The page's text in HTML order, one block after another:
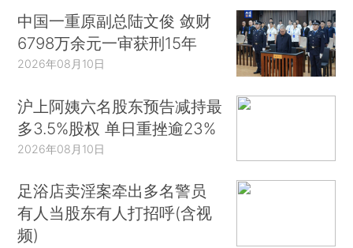
中国一重原副总陆文俊 敛财
6798万余元一审获刑15年
2026年08月10日
沪上阿姨六名股东预告减持最
多3.5%股权 单日重挫逾23%
2026年08月10日
足浴店卖淫案牵出多名警员
有人当股东有人打招呼(含视
频)